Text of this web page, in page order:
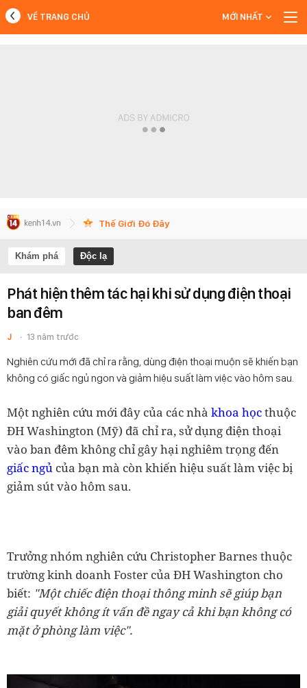
VỀ TRANG CHỦ MỚI NHẤT
Thế Giới Đó Đây
Khám phá Độc lạ
Phát hiện thêm tác hại khi sử dụng điện thoại
ban đêm
J 13 năm trước
Nghiên cứu mới đã chỉ ra rằng, dùng điện thoại muộn sẽ khiến bạn
không có giấc ngủ ngon và giảm hiệu suất làm việc vào hôm sau.
Một nghiên cứu mới đây của các nhà khoa họcthuộc
ĐH Washington (Mỹ) đã chỉ ra, sử dụng điện thoại
vào ban đêm không chỉ gây hại nghiêm trọng đến
giấc ngủ của bạn mà còn khiến hiệu suất làm việc bị
giảm sút vào hôm sau.
Trưởng nhóm nghiên cứu Christopher Barnes thuộc
trường kinh doanh Foster của ĐH Washington cho
biết: "Một chiếc điện thoại thông minh sẽ giúp bạn
giải quyết không ít vấn đề ngay cả khi bạn không có
mặt ở phòng làm việc".